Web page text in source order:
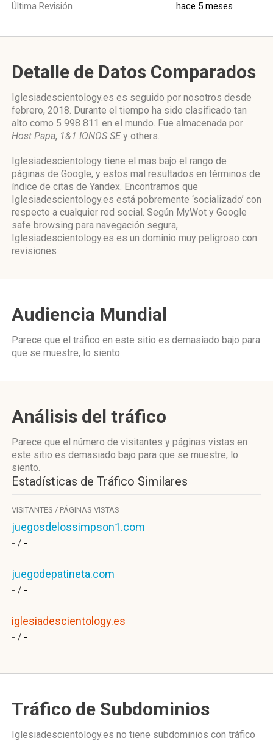
Última Revisión hace 5 meses
Detalle de Datos Comparados
Iglesiadescientology.es es seguido por nosotros desde
febrero, 2018. Durante el tiempo ha sido clasificado tan
alto como 5 998 811 en el mundo. Fue almacenada por
Host Papa, 1&1 IONOS SEy others.
Iglesiadescientology tiene el mas bajo el rango de
páginas de Google, y estos mal resultados en términos de
índice de citas de Yandex. Encontramos que
Iglesiadescientology.es está pobremente ‘socializado’ con
respecto a cualquier red social. Según MyWot y Google
safe browsing para navegación segura,
Iglesiadescientology.es es un dominio muy peligroso con
revisiones .
Audiencia Mundial
Parece que el tráfico en este sitio es demasiado bajo para
que se muestre, lo siento.
Análisis del tráfico
Parece que el número de visitantes y páginas vistas en
este sitio es demasiado bajo para que se muestre, lo
siento.
Estadísticas de Tráfico Similares
VISITANTES / PÁGINAS VISTAS
juegosdelossimpson1.com
- / -
juegodepatineta.com
- / -
iglesiadescientology.es
- / -
Tráfico de Subdominios
Iglesiadescientology.es no tiene subdominios con tráfico